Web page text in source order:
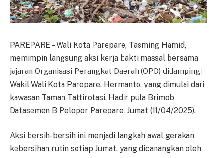
PAREPARE – Wali Kota Parepare, Tasming Hamid,
memimpin langsung aksi kerja bakti massal bersama
jajaran Organisasi Perangkat Daerah (OPD) didampingi
Wakil Wali Kota Parepare, Hermanto, yang dimulai dari
kawasan Taman Tattirotasi. Hadir pula Brimob
Datasemen B Pelopor Parepare, Jumat (11/04/2025).
Aksi bersih-bersih ini menjadi langkah awal gerakan
kebersihan rutin setiap Jumat, yang dicanangkan oleh